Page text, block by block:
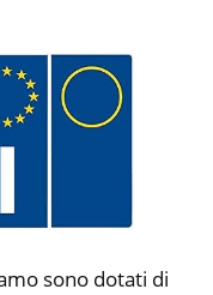
sono dotati di